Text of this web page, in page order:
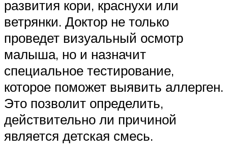
развития кори, краснухи или
ветрянки. Доктор не только
проведет визуальный осмотр
малыша, но и назначит
специальное тестирование,
которое поможет выявить аллерген.
Это позволит определить,
действительно ли причиной
является детская смесь.